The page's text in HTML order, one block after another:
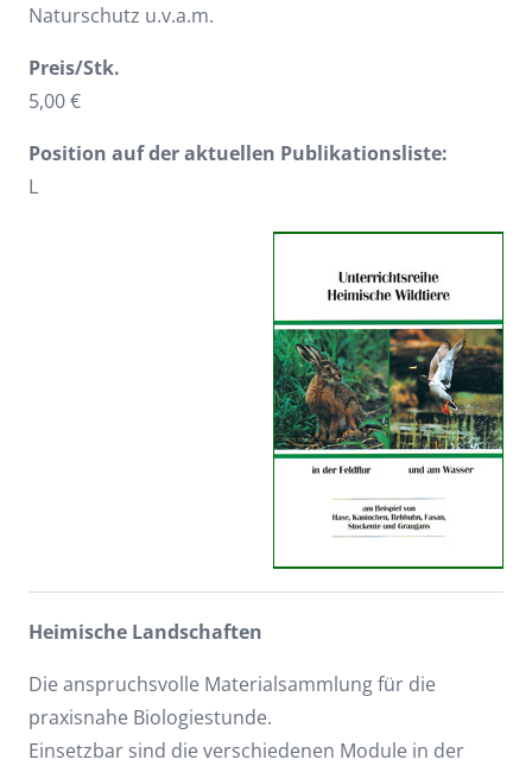
Naturschutz u.v.a.m.
Preis/Stk.
5,00 €
Position auf der aktuellen Publikationsliste:
L
Heimische Landschaften
Die anspruchsvolle Materialsammlung für die
praxisnahe Biologiestunde.
Einsetzbar sind die verschiedenen Module in der